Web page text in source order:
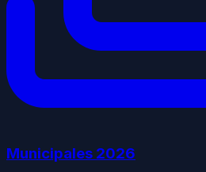
Municipales 2026